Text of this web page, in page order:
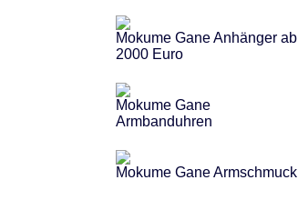
Mokume Gane Anhänger ab
2000 Euro
Mokume Gane
Armbanduhren
Mokume Gane Armschmuck